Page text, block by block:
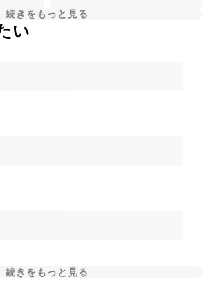
続きをもっと見る
い
続きをもっと見る